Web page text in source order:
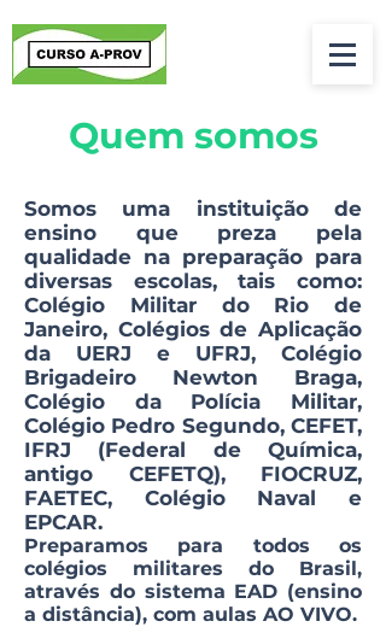
Quem somos
Somos uma instituição de
ensino que preza pela
qualidade na preparação para
diversas escolas, tais como:
Colégio Militar do Rio de
Janeiro, Colégios de Aplicação
da UERJ e UFRJ, Colégio
Brigadeiro Newton Braga,
Colégio da Polícia Militar,
Colégio Pedro Segundo, CEFET,
IFRJ (Federal de Química,
antigo CEFETQ), FIOCRUZ,
FAETEC, Colégio Naval e
EPCAR.
Preparamos para todos os
colégios militares do Brasil,
através do sistema EAD (ensino
a distância), com aulas AO VIVO.